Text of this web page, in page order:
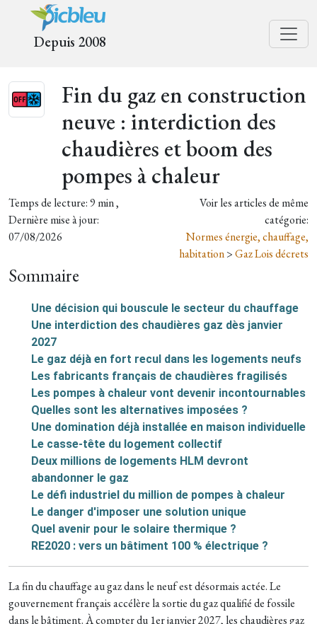
Depuis 2008
Fin du gaz en construction
neuve : interdiction des
chaudières et boom des
pompes à chaleur
Temps de lecture: 9 min ,
Dernière mise à jour:
07/08/2026
Voir les articles de même
catégorie:
Normes énergie, chauffage,
habitation>Gaz Lois décrets
Sommaire
Une décision qui bouscule le secteur du chauffage
Une interdiction des chaudières gaz dès janvier
2027
Le gaz déjà en fort recul dans les logements neufs
Les fabricants français de chaudières fragilisés
Les pompes à chaleur vont devenir incontournables
Quelles sont les alternatives imposées ?
Une domination déjà installée en maison individuelle
Le casse-tête du logement collectif
Deux millions de logements HLM devront
abandonner le gaz
Le défi industriel du million de pompes à chaleur
Le danger d'imposer une solution unique
Quel avenir pour le solaire thermique ?
RE2020 : vers un bâtiment 100 % électrique ?
La fin du chauffage au gaz dans le neuf est désormais actée. Le
gouvernement français accélère la sortie du gaz qualifié de fossile
dans le bâtiment. À compter du 1er janvier 2027, les chaudières gaz